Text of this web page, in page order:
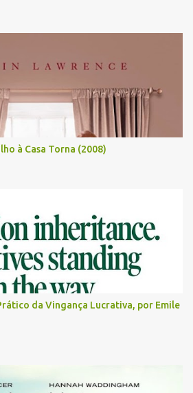
à Casa Torna (2008)
da Vingança Lucrativa, por Emile